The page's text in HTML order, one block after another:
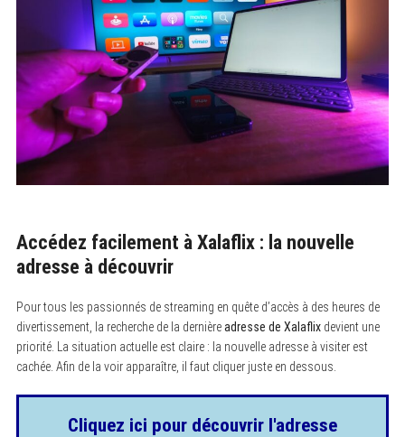
Accédez facilement à Xalaflix : la nouvelle
adresse à découvrir
Pour tous les passionnés de streaming en quête d’accès à des heures de
divertissement, la recherche de la dernièreadresse de Xalaflix devient une
priorité. La situation actuelle est claire : la nouvelle adresse à visiter est
cachée. Afin de la voir apparaître, il faut cliquer juste en dessous.
Cliquez ici pour découvrir l'adresse